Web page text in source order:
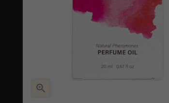
